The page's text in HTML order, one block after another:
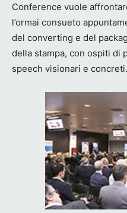
Conference vuole
l’ormai consueto
del converting e del
della stampa, con ospiti di
speech visionari e concreti.